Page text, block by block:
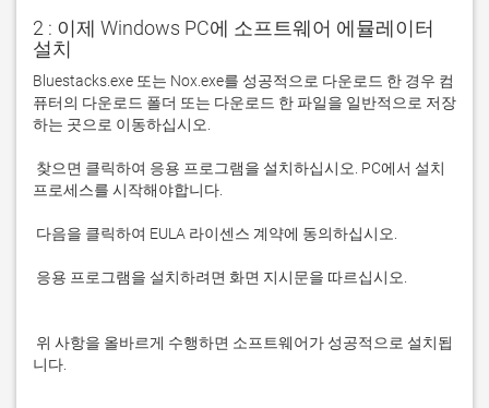
2 : 이제 Windows PC에 소프트웨어 에뮬레이터
설치
Bluestacks.exe 또는 Nox.exe를 성공적으로 다운로드 한 경우 컴
퓨터의 다운로드 폴더 또는 다운로드 한 파일을 일반적으로 저장
니다.